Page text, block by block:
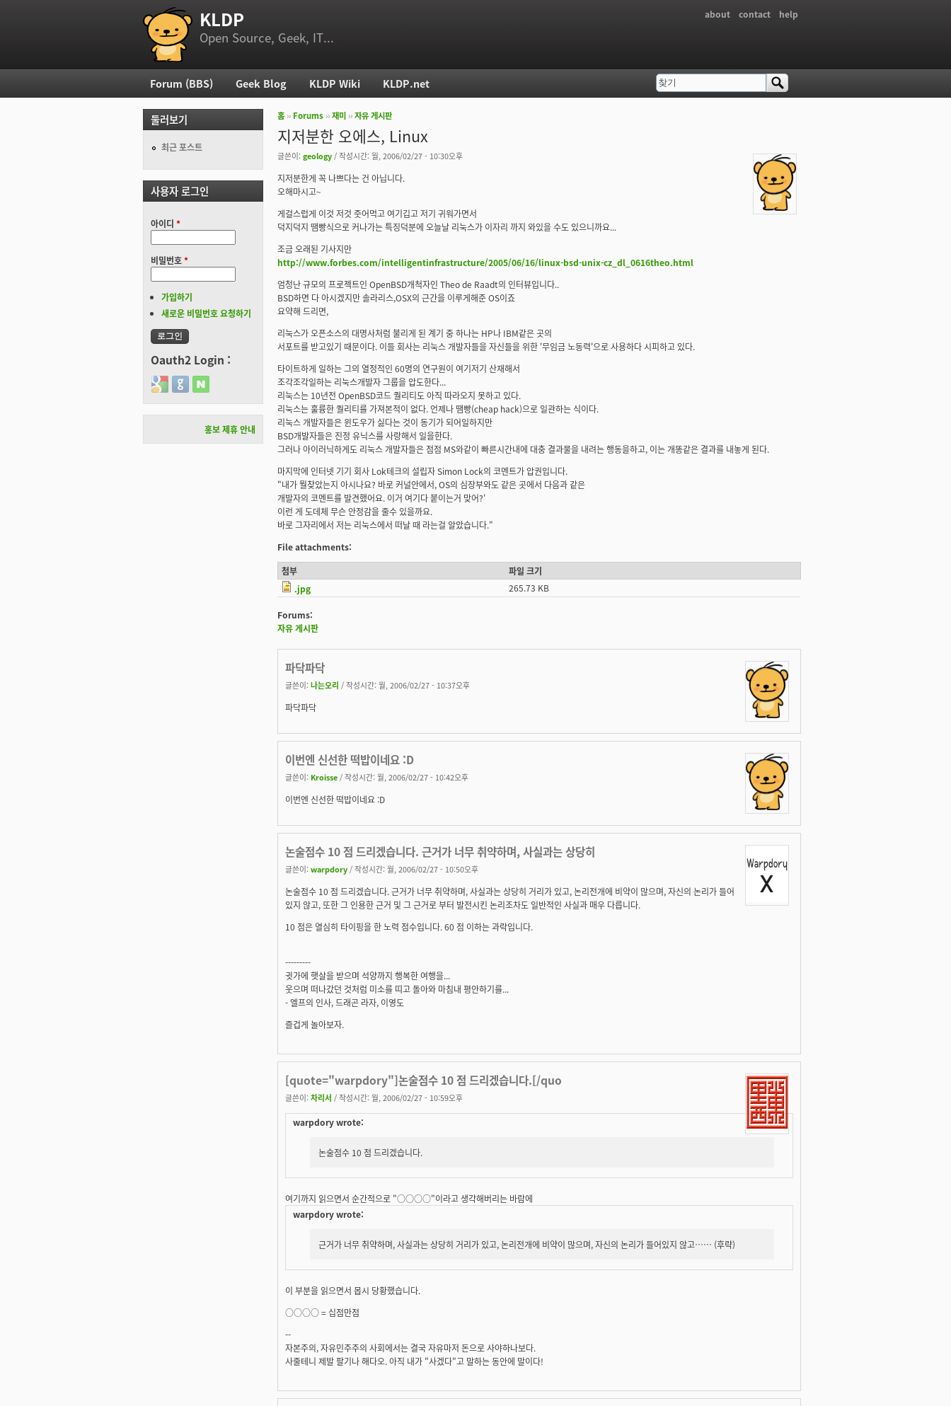
부 메뉴
about contact help
KLDP
Open Source, Geek, IT...
현재 위치
홈 ›› Forums ››재미 ››자유 게시판
지저분한 오에스, Linux
글쓴이: geology / 작성시간: 월, 2006/02/27 - 10:30오후
지저분한게 꼭 나쁘다는 건 아닙니다.
오해마시고~
게걸스럽게 이것 저것 줏어먹고 여기깁고 저기 귀워가면서
덕지덕지 땜빵식으로 커나가는 특징덕분에 오늘날 리눅스가 이자리 까지 와있을 수도 있으니까요...
조금 오래된 기사지만
http://www.forbes.com/intelligentinfrastructure/2005/06/16/linux-bsd-unix-cz_dl_0616theo.html
엄청난 규모의 프로젝트인 OpenBSD개척자인 Theo de Raadt의 인터뷰입니다..
BSD하면 다 아시겠지만 솔라리스,OSX의 근간을 이루게해준 OS이죠
요약해 드리면,
리눅스가 오픈소스의 대명사처럼 불리게 된 계기 중 하나는 HP나 IBM같은 곳의
서포트를 받고있기 때문이다. 이들 회사는 리눅스 개발자들을 자신들을 위한 '무임금 노동력'으로 사용하다 시피하고 있다.
타이트하게 일하는 그의 열정적인 60명의 연구원이 여기저기 산재해서
조각조각일하는 리눅스개발자 그룹을 압도한다...
리눅스는 10년전 OpenBSD코드 퀄리티도 아직 따라오지 못하고 있다.
리눅스는 훌륭한 퀄리티를 가져본적이 없다. 언제나 땜빵(cheap hack)으로 일관하는 식이다.
리눅스 개발자들은 윈도우가 싫다는 것이 동기가 되어일하지만
BSD개발자들은 진정 유닉스를 사랑해서 일을한다.
그러나 아이러닉하게도 리눅스 개발자들은 점점 MS와같이 빠른시간내에 대충 결과물을 내려는 행동을하고, 이는 개똥같은 결과를 내놓게 된다.
마지막에 인터넷 기기 회사 Lok테크의 설립자 Simon Lock의 코멘트가 압권입니다.
"내가 뭘찾았는지 아시나요? 바로 커널안에서, OS의 심장부와도 같은 곳에서 다음과 같은
개발자의 코멘트를 발견했어요. 이거 여기다 붙이는거 맞어?'
이런 게 도데체 무슨 안정감을 줄수 있을까요.
바로 그자리에서 저는 리눅스에서 떠날 때 라는걸 알았습니다."
File attachments:
첨부
파일 크기
.jpg
265.73 KB
Forums:
자유 게시판
파닥파닥
글쓴이: 나는오리 / 작성시간: 월, 2006/02/27 - 10:37오후
파닥파닥
이번엔 신선한 떡밥이네요 :D
글쓴이: Kroisse / 작성시간: 월, 2006/02/27 - 10:42오후
이번엔 신선한 떡밥이네요 :D
논술점수 10 점 드리겠습니다. 근거가 너무 취약하며, 사실과는 상당히
글쓴이: warpdory / 작성시간: 월, 2006/02/27 - 10:50오후
논술점수 10 점 드리겠습니다. 근거가 너무 취약하며, 사실과는 상당히 거리가 있고, 논리전개에 비약이 많으며, 자신의 논리가 들어
있지 않고, 또한 그 인용한 근거 및 그 근거로 부터 발전시킨 논리조차도 일반적인 사실과 매우 다릅니다.
10 점은 열심히 타이핑을 한 노력 점수입니다. 60 점 이하는 과락입니다.
---------
귓가에 햇살을 받으며 석양까지 행복한 여행을...
웃으며 떠나갔던 것처럼 미소를 띠고 돌아와 마침내 평안하기를...
- 엘프의 인사, 드래곤 라자, 이영도
즐겁게 놀아보자.
[quote="warpdory"]논술점수 10 점 드리겠습니다.[/quo
글쓴이: 차리서 / 작성시간: 월, 2006/02/27 - 10:59오후
warpdory wrote:
논술점수 10 점 드리겠습니다.
여기까지 읽으면서 순간적으로 "○○○○"이라고 생각해버리는 바람에
warpdory wrote:
근거가 너무 취약하며, 사실과는 상당히 거리가 있고, 논리전개에 비약이 많으며, 자신의 논리가 들어있지 않고…… (후략)
이 부분을 읽으면서 몹시 당황했습니다.
○○○○ =십점만점
--
자본주의, 자유민주주의 사회에서는 결국 자유마저 돈으로 사야하나보다.
사줄테니 제발 팔기나 해다오. 아직 내가 "사겠다"고 말하는 동안에 말이다!
주 메뉴
Forum (BBS) Geek Blog KLDP Wiki KLDP.net 검색 폼
찾기
둘러보기
최근 포스트
사용자 로그인
아이디 *
비밀번호*
가입하기
새로운 비밀번호 요청하기
Oauth2 Login :
Login with Google
Login with GitHub
Login with Naver
홍보 제휴 안내